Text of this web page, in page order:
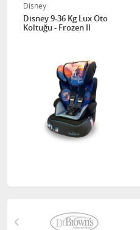
Disney
Disney 9-36 Kg Lux Oto
Koltuğu - Frozen II